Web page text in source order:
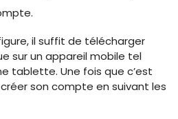
il suffit de télécharger
sur un appareil mobile tel
tablette. Une fois que c’est
son compte en suivant les